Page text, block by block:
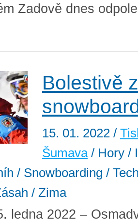
Zadově dnes
Bolestivě
15. 01. 2022 /
Šumava/ Hory /
/ Snowboarding /
/ Zima
ledna 2022 –